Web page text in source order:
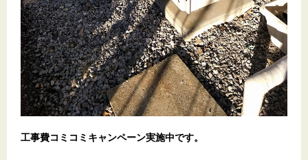
工事費コミコミキャンペーン実施中です。